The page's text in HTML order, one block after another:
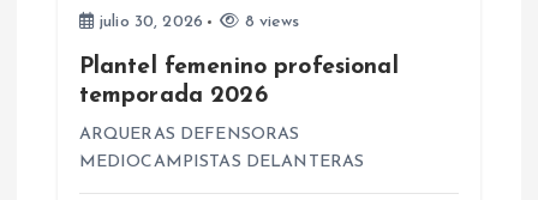
julio 30, 2026 8 views
Plantel femenino profesional
temporada 2026
ARQUERAS DEFENSORAS
MEDIOCAMPISTAS DELANTERAS